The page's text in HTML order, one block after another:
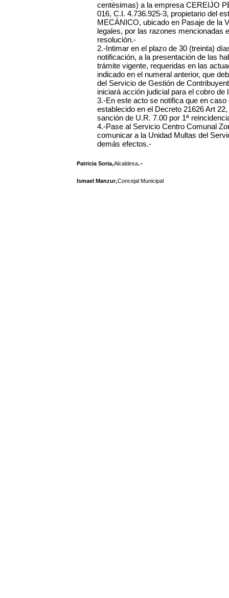
centésimas) a la empresa CEREIJO
016, C.I. 4.736.925-3, propietario del
MECÁNICO, ubicado en Pasaje de la
legales, por las razones mencionadas
resolución.-
2.-Intimar en el plazo de 30 (treinta)
notificación, a la presentación de las
trámite vigente, requeridas en las
indicado en el numeral anterior, que
del Servicio de Gestión de
iniciará acción judicial para el cobro de
3.-En este acto se notifica que en
establecido en el Decreto 21626 Art
sanción de U.R. 7.00 por 1ª
4.-Pase al Servicio Centro Comunal
comunicar a la Unidad Multas del
demás efectos.-
Patricia Soria,Alcaldesa.-
Ismael Manzur,Concejal Municipal